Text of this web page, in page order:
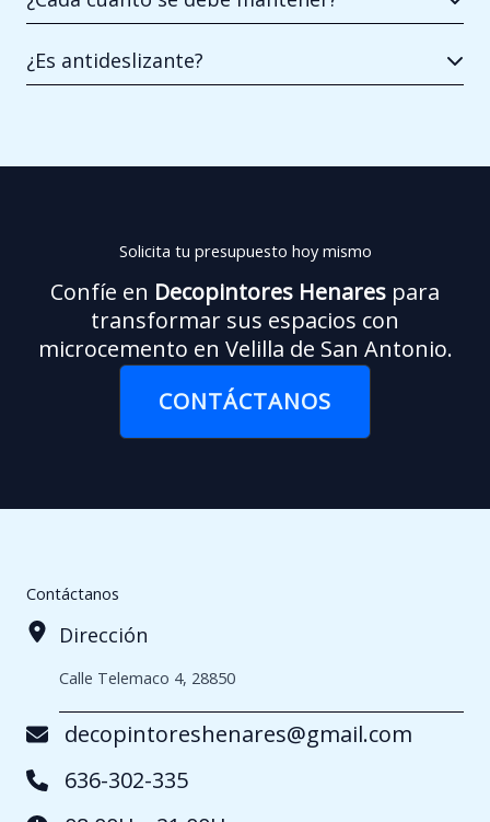
¿Es antideslizante?
Solicita tu presupuesto hoy mismo
Confíe en Decopintores Henares para
transformar sus espacios con
microcemento en Velilla de San Antonio.
CONTÁCTANOS
Contáctanos
Dirección
Calle Telemaco 4, 28850
decopintoreshenares@gmail.com
636-302-335